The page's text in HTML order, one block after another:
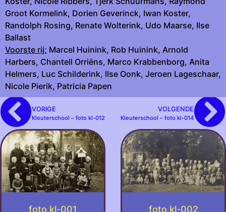
Groot Kormelink, Dorien Geverinck, Iwan Koster,
Randolph Rosing, Renate Wolterink, Udo Maarse, Ilse
Ballast
Voorste rij; Marcel Huinink, Rob Huinink, Arnold
Harbers, Chantell Orriëns, Marco Krabbenborg, Anita
Helmers, Luc Schilderink, Ilse Oonk, Jeroen Lageschaar,
Nicole Pierik, Patricia Papen
VORIGE
Kleuterschool – foto kl-012
VOLGENDE
Kleuterschool – foto kl-014
foto kl-001 foto kl-002